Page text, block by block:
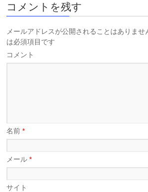
コメントを残す
メールアドレスが公開されることはありませ
は必須項目です
コメント
名前*
メール*
サイト